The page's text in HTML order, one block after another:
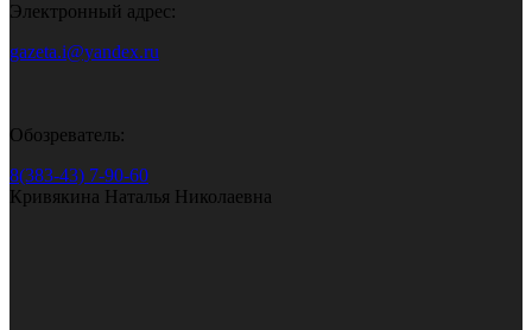
Электронный адрес:
gazeta.i@yandex.ru
Обозреватель:
8(383-43) 7-90-60
Кривякина Наталья Николаевна